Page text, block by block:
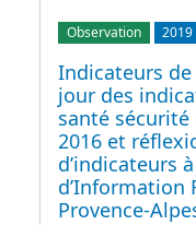
Observation 2019
Indicateurs
jour des
santé
2016 et
d’indicateurs
d’Information
Provence-